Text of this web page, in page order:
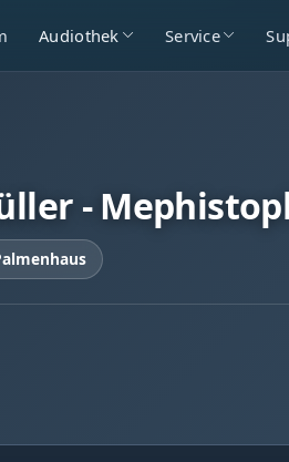
Audiothek Service
-